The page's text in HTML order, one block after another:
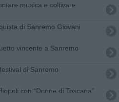
musica e coltivare
di Sanremo Giovani
vincente a Sanremo
di Sanremo
con “Donne di Toscana”